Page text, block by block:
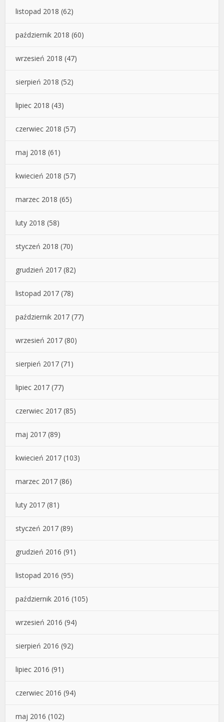
listopad 2018 (62)
październik 2018 (60)
wrzesień 2018 (47)
sierpień 2018 (52)
lipiec 2018 (43)
czerwiec 2018 (57)
maj 2018 (61)
kwiecień 2018 (57)
marzec 2018 (65)
luty 2018 (58)
styczeń 2018 (70)
grudzień 2017 (82)
listopad 2017 (78)
październik 2017 (77)
wrzesień 2017 (80)
sierpień 2017 (71)
lipiec 2017 (77)
czerwiec 2017 (85)
maj 2017 (89)
kwiecień 2017 (103)
marzec 2017 (86)
luty 2017 (81)
styczeń 2017 (89)
grudzień 2016 (91)
listopad 2016 (95)
październik 2016 (105)
wrzesień 2016 (94)
sierpień 2016 (92)
lipiec 2016 (91)
czerwiec 2016 (94)
maj 2016 (102)